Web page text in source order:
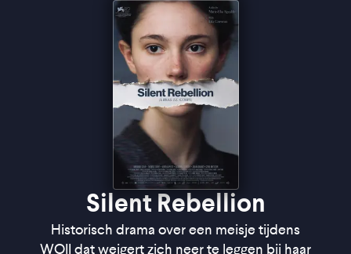
''Functioneel gefilmd historisch drama met een
gloedvolle hoofdrolspeelster'' ★★★
''Een verhaal dat de moed weet in te spreken om
op te staan tegen onrecht'' ★★★½
''Een gelaagd speelfilmdebuut'' - de Filmkrant
Silent Rebellion
Historisch drama over een meisje tijdens
WOII dat weigert zich neer te leggen bij haar